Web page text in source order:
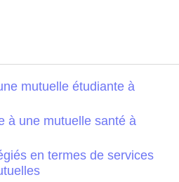
mutuelle étudiante à
à une mutuelle santé à
en termes de services